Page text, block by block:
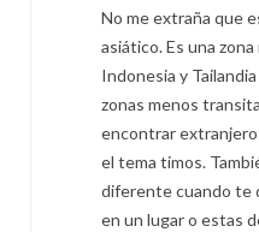
No me extraña que
asiático. Es una
Indonesia y
zonas menos
encontrar
el tema timos.
diferente cuando te
en un lugar o estas